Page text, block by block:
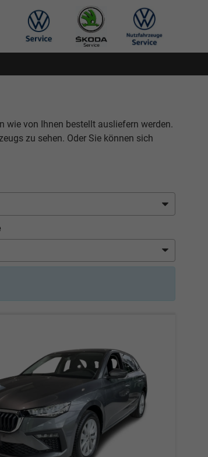
wie von Ihnen bestellt ausliefern werden.
zu sehen. Oder Sie können sich